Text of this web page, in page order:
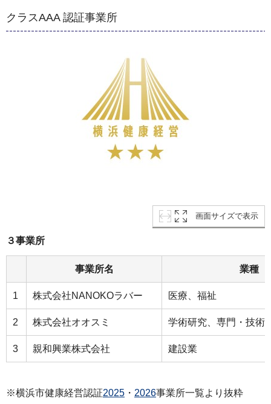
クラスAAA 認証事業所
画面サイズで表示
３事業所
事業所名 業種
1 株式会社NANOKOラバー 医療、福祉
2 株式会社オオスミ 学術研究、専門・技術
3 親和興業株式会社 建設業
※横浜市健康経営認証2025 ・ 2026事業所一覧より抜粋